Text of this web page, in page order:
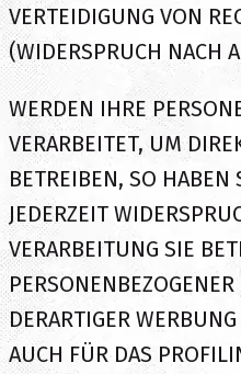
VERTEIDIGUNG VON
(WIDERSPRUCH NACH
WERDEN IHRE
VERARBEITET, UM
BETREIBEN, SO HABEN
JEDERZEIT
VERARBEITUNG SIE
DERARTIGER
AUCH FÜR DAS